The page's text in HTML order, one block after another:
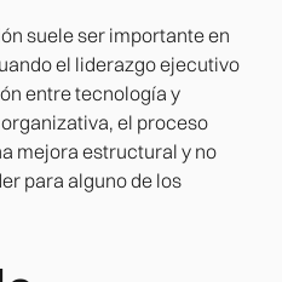
suele ser importante en
el liderazgo ejecutivo
entre tecnología y
el proceso
mejora estructural y no
para alguno de los